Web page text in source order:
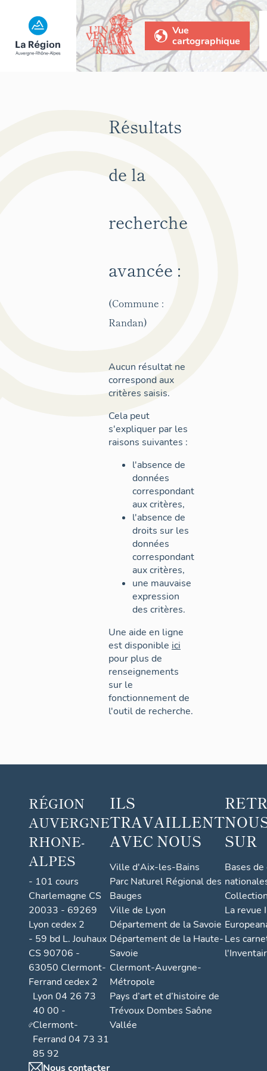
Vue
cartographique
Résultats
de la
recherche
avancée :
(Commune :
Randan)
Aucun résultat ne
correspond aux
critères saisis.
Cela peut
s'expliquer par les
raisons suivantes :
l'absence de
données
correspondant
aux critères,
l'absence de
droits sur les
données
correspondant
aux critères,
une mauvaise
expression
des critères.
Une aide en ligne
est disponible ici
pour plus de
renseignements
sur le
fonctionnement de
l'outil de recherche.
RÉGION
AUVERGNE
RHONE-
ALPES
- 101 cours
Charlemagne CS
20033 - 69269
Lyon cedex 2
- 59 bd L. Jouhaux
CS 90706 -
63050 Clermont-
Ferrand cedex 2
Lyon 04 26 73
40 00 -
Clermont-
Ferrand 04 73 31
85 92
Nous contacter
ILS
TRAVAILLENT
AVEC NOUS
Ville d'Aix-les-Bains
Parc Naturel Régional des
Bauges
Ville de Lyon
Département de la Savoie
Département de la Haute-
Savoie
Clermont-Auvergne-
Métropole
Pays d’art et d’histoire de
Trévoux Dombes Saône
Vallée
SUR
Bases
La revue
Les